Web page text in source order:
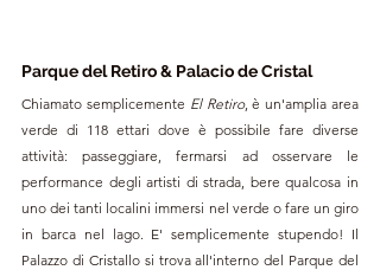
Parque del Retiro & Palacio de Cristal
Chiamato semplicemente El Retiro, è un'amplia area
verde di 118 ettari dove è possibile fare diverse
attività: passeggiare, fermarsi ad osservare le
performance degli artisti di strada, bere qualcosa in
uno dei tanti localini immersi nel verde o fare un giro
in barca nel lago. E' semplicemente stupendo! Il
Palazzo di Cristallo si trova all'interno del Parque del